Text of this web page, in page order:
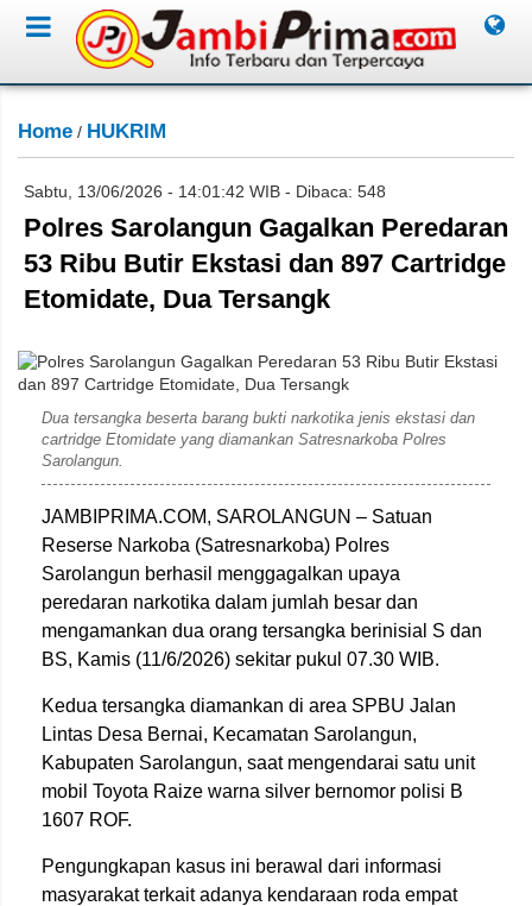
Home / HUKRIM
Sabtu, 13/06/2026 - 14:01:42 WIB - Dibaca: 548
Polres Sarolangun Gagalkan Peredaran
53 Ribu Butir Ekstasi dan 897 Cartridge
Etomidate, Dua Tersangk
Dua tersangka beserta barang bukti narkotika jenis ekstasi dan
cartridge Etomidate yang diamankan Satresnarkoba Polres
Sarolangun.
JAMBIPRIMA.COM, SAROLANGUN – Satuan
Reserse Narkoba (Satresnarkoba) Polres
Sarolangun berhasil menggagalkan upaya
peredaran narkotika dalam jumlah besar dan
mengamankan dua orang tersangka berinisial S dan
BS, Kamis (11/6/2026) sekitar pukul 07.30 WIB.
Kedua tersangka diamankan di area SPBU Jalan
Lintas Desa Bernai, Kecamatan Sarolangun,
Kabupaten Sarolangun, saat mengendarai satu unit
mobil Toyota Raize warna silver bernomor polisi B
1607 ROF.
Pengungkapan kasus ini berawal dari informasi
masyarakat terkait adanya kendaraan roda empat